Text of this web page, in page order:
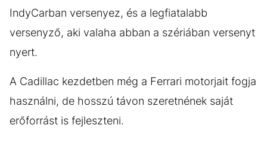
IndyCarban versenyez, és a legfiatalabb
versenyző, aki valaha abban a szériában versenyt
nyert.
A Cadillac kezdetben még a Ferrari motorjait fogja
használni, de hosszú távon szeretnének saját
erőforrást is fejleszteni.